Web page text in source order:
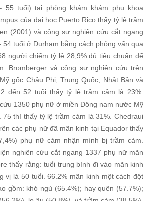
55 tuổi) tại phòng khám khám phụ khoa
của đại học Puerto Rico thấy tỷ lệ trầm
(2001) và cộng sự nghiên cứu cắt ngang
54 tuổi ở Durham bằng cách phỏng vấn qua
người chiếm tỷ lệ 28,9% đủ tiêu chuẩn để
Bromberger và cộng sự nghiên cứu trên
gốc Châu Phi, Trung Quốc, Nhật Bản và
đến 52 tuổi thấy tỷ lệ trầm cảm là 23%.
1350 phụ nữ ở miền Đông nam nước Mỹ
thì thấy tỷ lệ trầm cảm là 31%. Chedraui
các phụ nữ đã mãn kinh tại Equador thấy
phụ nữ cảm nhận mình bị trầm cảm.
nghiên cứu cắt ngang 1337 phụ nữ mãn
thấy rằng: tuổi trung bình đi vào mãn kinh
vị là 50 tuổi. 66.2% mãn kinh một cách đột
gồm: khó ngủ (65.4%); hay quên (57.7%);